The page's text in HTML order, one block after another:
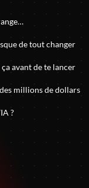
de tout changer
avant de te lancer
millions de dollars
?